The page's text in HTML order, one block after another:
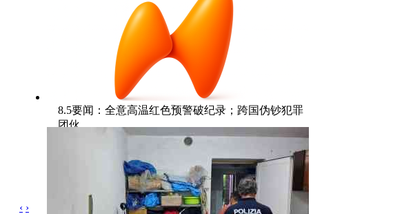
8.5要闻：全意高温红色预警破纪录；跨国伪钞犯罪
团伙
‹ ›